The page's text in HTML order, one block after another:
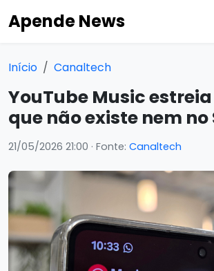
Apende News
Início Canaltech
YouTube Music
que não existe nem
21/05/2026 21:00 · Fonte: Canaltech